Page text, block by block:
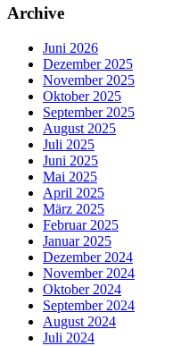
Archive
Juni 2026
Dezember 2025
November 2025
Oktober 2025
September 2025
August 2025
Juli 2025
Juni 2025
Mai 2025
April 2025
März 2025
Februar 2025
Januar 2025
Dezember 2024
November 2024
Oktober 2024
September 2024
August 2024
Juli 2024